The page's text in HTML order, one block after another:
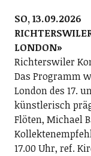
SO, 13.09.2026
LONDON»
Richterswiler
Das Programm
London des 17.
künstlerisch
Flöten, Michael
17.00 Uhr, ref.